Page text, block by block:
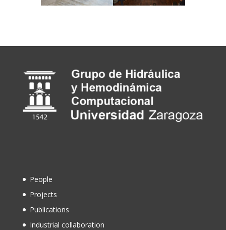
People
Projects
Publications
Industrial collaboration